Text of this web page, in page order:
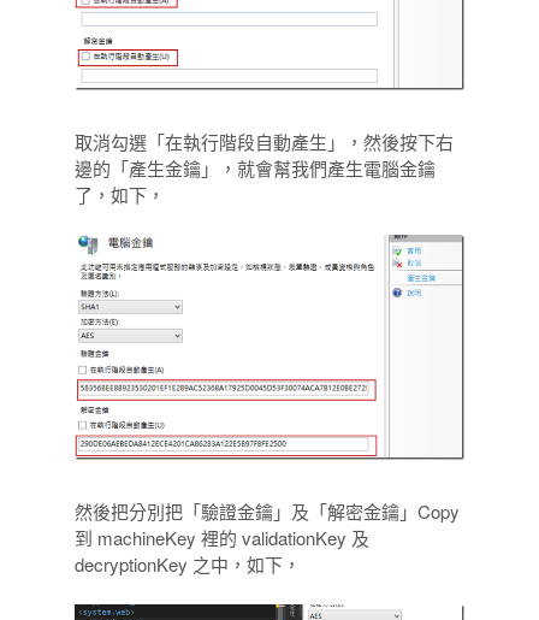
取消勾選「在執行階段自動產生」，然後按下右
邊的「產生金鑰」，就會幫我們產生電腦金鑰
了，如下，
然後把分別把「驗證金鑰」及「解密金鑰」Copy
到 machineKey 裡的 validationKey 及
decryptionKey 之中，如下，